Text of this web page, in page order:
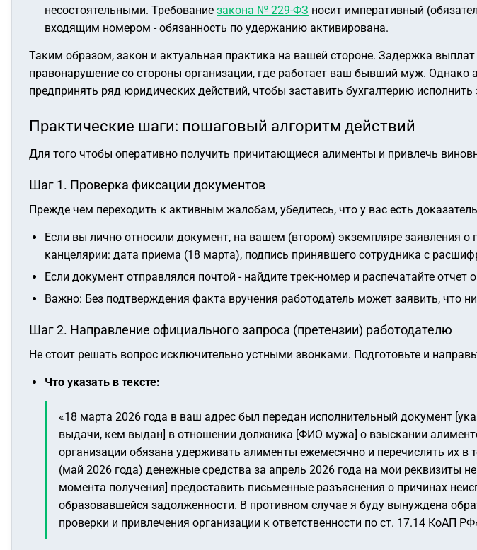
несостоятельными. Требование закона № 229-ФЗ носит императивный
входящим номером - обязанность по удержанию активирована.
Таким образом, закон и актуальная практика на вашей стороне. Задержка
правонарушение со стороны организации, где работает ваш бывший муж.
предпринять ряд юридических действий, чтобы заставить бухгалтерию исполнить
Практические шаги: пошаговый алгоритм действий
Для того чтобы оперативно получить причитающиеся алименты и привлечь
Шаг 1. Проверка фиксации документов
Прежде чем переходить к активным жалобам, убедитесь, что у вас есть
Если вы лично относили документ, на вашем (втором) экземпляре заявления о
канцелярии: дата приема (18 марта), подпись принявшего сотрудника с
Если документ отправлялся почтой - найдите трек-номер и распечатайте
Важно: Без подтверждения факта вручения работодатель может заявить, что
Шаг 2. Направление официального запроса (претензии) работодателю
Не стоит решать вопрос исключительно устными звонками. Подготовьте и
Что указать в тексте:
«18 марта 2026 года в ваш адрес был передан исполнительный документ
выдачи, кем выдан] в отношении должника [ФИО мужа] о взыскании
организации обязана удерживать алименты ежемесячно и перечислять их
(май 2026 года) денежные средства за апрель 2026 года на мои реквизиты
момента получения] предоставить письменные разъяснения о причинах
образовавшейся задолженности. В противном случае я буду вынуждена
проверки и привлечения организации к ответственности по ст. 17.14 КоАП